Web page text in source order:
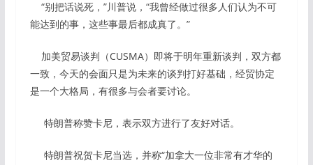
“别把话说死，”川普说，“我曾经做过很多人们认为不可
能达到的事，这些事最后都成真了。”
加美贸易谈判（CUSMA）即将于明年重新谈判，双方都
一致，今天的会面只是为未来的谈判打好基础，经贸协定
是一个大格局，有很多与会者要讨论。
特朗普称赞卡尼，表示双方进行了友好对话。
特朗普祝贺卡尼当选，并称“加拿大一位非常有才华的